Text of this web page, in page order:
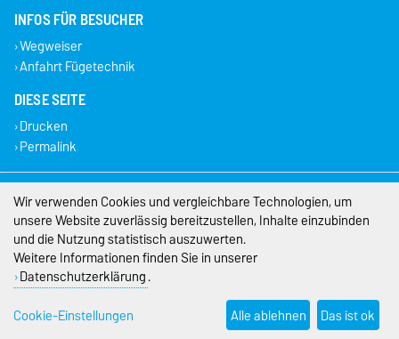
INFOS FÜR BESUCHER
Wegweiser
Anfahrt Fügetechnik
DIESE SEITE
Drucken
Permalink
Impressum
Datenschutz
Barrierefreiheit
Cookie-Einstellungen
Wir verwenden Cookies und vergleichbare Technologien, um
unsere Website zuverlässig bereitzustellen, Inhalte einzubinden
und die Nutzung statistisch auszuwerten.
Weitere Informationen finden Sie in unserer
Datenschutzerklärung.
Cookie-Einstellungen
Alle ablehnen Das ist ok